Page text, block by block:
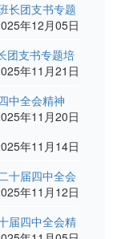
长团支书专题
年12月05日
团支书专题培
年11月21日
中全会精神
年11月20日
年11月14日
十届四中全会
年11月12日
届四中全会精